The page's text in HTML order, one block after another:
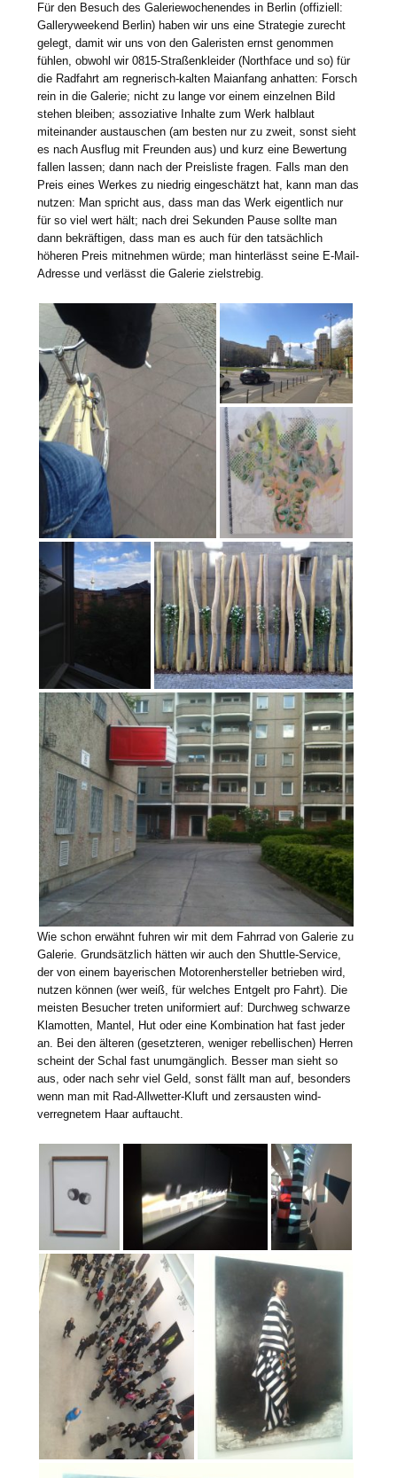
Für den Besuch des Galeriewochenendes in Berlin (offiziell:
Galleryweekend Berlin) haben wir uns eine Strategie zurecht
gelegt, damit wir uns von den Galeristen ernst genommen
fühlen, obwohl wir 0815-Straßenkleider (Northface und so) für
die Radfahrt am regnerisch-kalten Maianfang anhatten: Forsch
rein in die Galerie; nicht zu lange vor einem einzelnen Bild
stehen bleiben; assoziative Inhalte zum Werk halblaut
miteinander austauschen (am besten nur zu zweit, sonst sieht
es nach Ausflug mit Freunden aus) und kurz eine Bewertung
fallen lassen; dann nach der Preisliste fragen. Falls man den
Preis eines Werkes zu niedrig eingeschätzt hat, kann man das
nutzen: Man spricht aus, dass man das Werk eigentlich nur
für so viel wert hält; nach drei Sekunden Pause sollte man
dann bekräftigen, dass man es auch für den tatsächlich
höheren Preis mitnehmen würde; man hinterlässt seine E-Mail-
Adresse und verlässt die Galerie zielstrebig.
Wie schon erwähnt fuhren wir mit dem Fahrrad von Galerie zu
Galerie. Grundsätzlich hätten wir auch den Shuttle-Service,
der von einem bayerischen Motorenhersteller betrieben wird,
nutzen können (wer weiß, für welches Entgelt pro Fahrt). Die
meisten Besucher treten uniformiert auf: Durchweg schwarze
Klamotten, Mantel, Hut oder eine Kombination hat fast jeder
an. Bei den älteren (gesetzteren, weniger rebellischen) Herren
scheint der Schal fast unumgänglich. Besser man sieht so
aus, oder nach sehr viel Geld, sonst fällt man auf, besonders
wenn man mit Rad-Allwetter-Kluft und zersausten wind-
verregnetem Haar auftaucht.